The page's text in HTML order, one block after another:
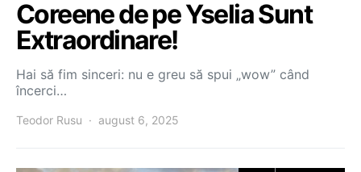
Coreene de pe Yselia Sunt
Extraordinare!
Hai să fim sinceri: nu e greu să spui „wow” când
încerci…
Teodor Rusu august 6, 2025